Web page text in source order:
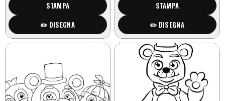
STAMPA
✏️ DISEGNA
STAMPA
✏️ DISEGNA